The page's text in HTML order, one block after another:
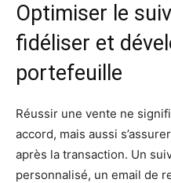
Optimiser le
fidéliser et
portefeuille
Réussir une vente ne
accord, mais aussi
après la transaction. Un
personnalisé, un email de